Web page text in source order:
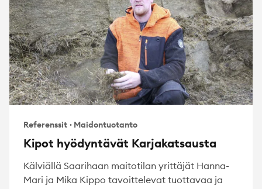
Referenssit · Maidontuotanto
Kipot hyödyntävät Karjakatsausta
Kälviällä Saarihaan maitotilan yrittäjät Hanna-
Mari ja Mika Kippo tavoittelevat tuottavaa ja